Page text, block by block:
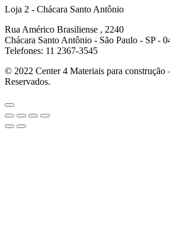
Loja 2 - Chácara Santo Antônio
Rua Américo Brasiliense , 2240
Chácara Santo Antônio - São Paulo - SP -
Telefones: 11 2367-3545
© 2022 Center 4 Materiais para construção
Reservados.